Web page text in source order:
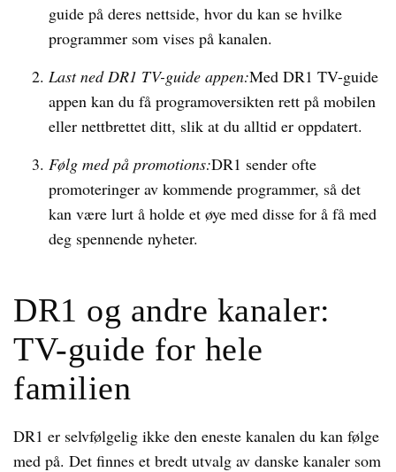
guide på deres nettside, hvor du kan se hvilke
programmer som vises på kanalen.
Last ned DR1 TV-guide appen:Med DR1 TV-guide
appen kan du få programoversikten rett på mobilen
eller nettbrettet ditt, slik at du alltid er oppdatert.
Følg med på promotions:DR1 sender ofte
promoteringer av kommende programmer, så det
kan være lurt å holde et øye med disse for å få med
deg spennende nyheter.
DR1 og andre kanaler:
TV-guide for hele
familien
DR1 er selvfølgelig ikke den eneste kanalen du kan følge
med på. Det finnes et bredt utvalg av danske kanaler som